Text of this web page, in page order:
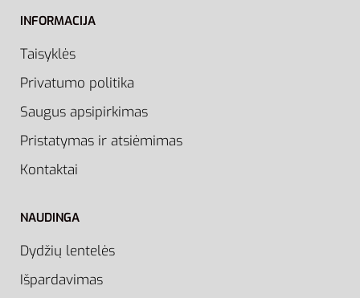
INFORMACIJA
Taisyklės
Privatumo politika
Saugus apsipirkimas
Pristatymas ir atsiėmimas
Kontaktai
NAUDINGA
Dydžių lentelės
Išpardavimas